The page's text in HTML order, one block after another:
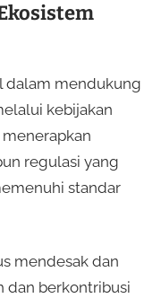
dalam mendukung
kebijakan
regulasi yang
standar
mendesak dan
dan berkontribusi